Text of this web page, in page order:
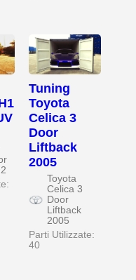
Tuning
Toyota
Celica 3
Door
Liftback
2005
Toyota
Celica 3
Door
Liftback
2005
Parti Utilizzate:
40